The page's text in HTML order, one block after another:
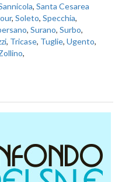
, Santa Cesarea
, Soleto, Specchia,
, Surano, Surbo,
, Tricase, Tuglie, Ugento,
,